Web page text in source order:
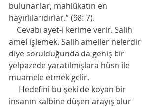
bulunanlar, mahlûkatın en
hayırlılarıdırlar.” (98: 7).
Cevabı ayet-i kerime verir. Salih
amel işlemek. Salih ameller nelerdir
diye sorulduğunda da geniş bir
yelpazede yaratılmışlara hüsn ile
muamele etmek gelir.
Hedefini bu şekilde koyan bir
insanın kalbine düşen arayış olur